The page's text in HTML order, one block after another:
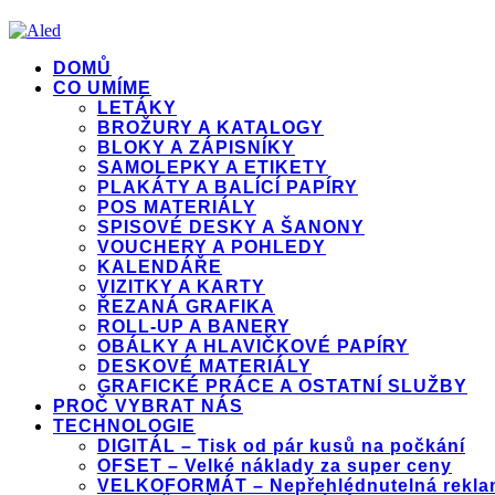
DOMŮ
CO UMÍME
LETÁKY
BROŽURY A KATALOGY
BLOKY A ZÁPISNÍKY
SAMOLEPKY A ETIKETY
PLAKÁTY A BALÍCÍ PAPÍRY
POS MATERIÁLY
SPISOVÉ DESKY A ŠANONY
VOUCHERY A POHLEDY
KALENDÁŘE
VIZITKY A KARTY
ŘEZANÁ GRAFIKA
ROLL-UP A BANERY
OBÁLKY A HLAVIČKOVÉ PAPÍRY
DESKOVÉ MATERIÁLY
GRAFICKÉ PRÁCE A OSTATNÍ SLUŽBY
PROČ VYBRAT NÁS
TECHNOLOGIE
DIGITÁL – Tisk od pár kusů na počkání
OFSET – Velké náklady za super ceny
VELKOFORMÁT – Nepřehlédnutelná